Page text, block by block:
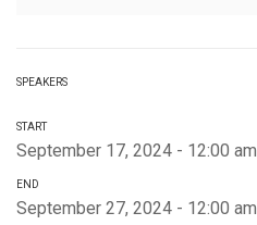
SPEAKERS
START
September 17, 2024 - 12:00 am
END
September 27, 2024 - 12:00 am